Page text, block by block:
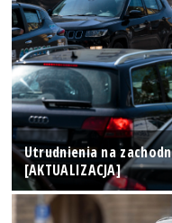
Utrudnienia na
[AKTUALIZACJA]